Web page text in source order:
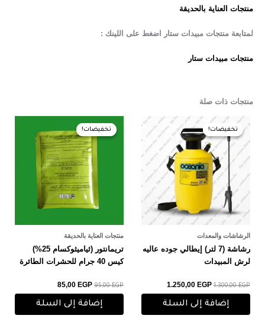
منتجات العناية بالحديقة
لمتابعة منتجات مبيدات ستار اضغط على اللينك :
منتجات مبيدات ستار
منتجات ذات صلة
تخفيضات!
تخفيضات!
الرشاشات والمعدات
رشاشة (7 لتر) إيطالي جوده عاليه
لرش المبيدات
1.300,00EGP
السعر
الأصلي
هو:
1.300,00 EGP.
1.250,00 EGP
السعر
الحالي
هو:
1.250,00 EGP.
إضافة إلى السلة
تخفيضات!
تخفيضات!
منتجات العناية بالحديقة
تريمانتور (ثياميثوكسام 25%)
كيس 40 جرام للحشرات الطائرة
95,00EGP
السعر
الأصلي
هو:
95,00 EGP.
85,00 EGP
السعر
هو:
85,00 EGP.
إضافة إلى السلة